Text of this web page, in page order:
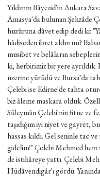
Yıldırım Bâyezid'in Ankara
Amasya'da bulunan Şehzâde
huzûruna dâvet edip dedi ki:
hâdiseden ibret aldın mı?
musibet ve belâların
ki, herbirimiz bir yere
üzerine yürüdü ve Bursa'da
Çelebi ise Edirne'de tahta
biz âleme maskara olduk.
Süleymân Çelebi'nin fitne ve
taşıdığım iyi niyet ve gayret,
hassas kıldı. Gel seninle tac
gidelim!" Çelebi Mehmed
de istihâreye yattı. Çelebi
Hüdâvendigâr'ı gördü.